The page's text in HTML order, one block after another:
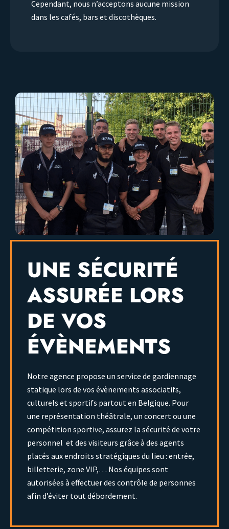
Cependant, nous n’acceptons aucune mission
dans les cafés, bars et discothèques.
UNE SÉCURITÉ
ASSURÉE LORS
DE VOS
ÉVÈNEMENTS
Notre agence propose un service de gardiennage
statique lors de vos évènements associatifs,
culturels et sportifs partout en Belgique. Pour
une représentation théâtrale, un concert ou une
compétition sportive, assurez la sécurité de votre
personnel et des visiteurs grâce à des agents
placés aux endroits stratégiques du lieu : entrée,
billetterie, zone VIP,… Nos équipes sont
autorisées à effectuer des contrôle de personnes
afin d’éviter tout débordement.